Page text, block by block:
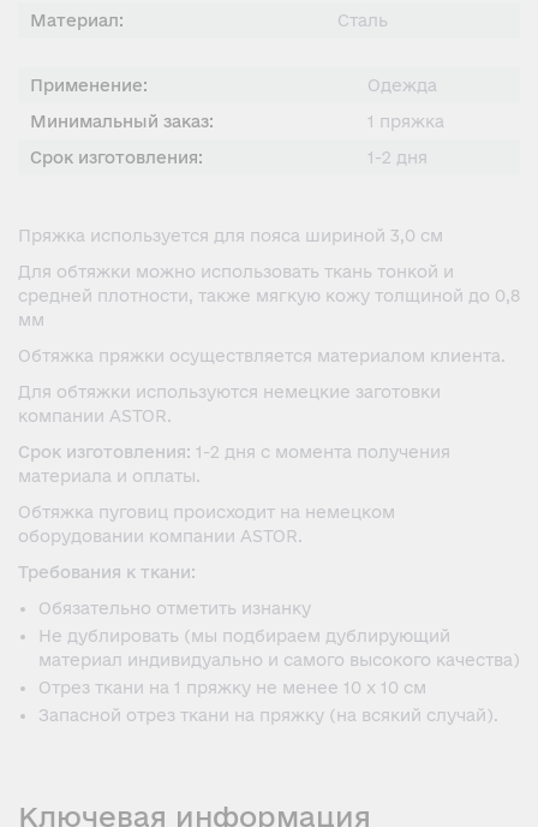
Материал:
Сталь
Применение:
Одежда
Минимальный заказ:
1 пряжка
Срок изготовления:
1-2 дня
Пряжка используется для пояса шириной 3,0 см
Для обтяжки можно использовать ткань тонкой и
средней плотности, также мягкую кожу толщиной до 0,8
мм
Обтяжка пряжки осуществляется материалом клиента.
Для обтяжки используются немецкие заготовки
компании ASTOR.
Срок изготовления: 1-2 дня с момента получения
материала и оплаты.
Обтяжка пуговиц происходит на немецком
оборудовании компании ASTOR.
Требования к ткани:
Обязательно отметить изнанку
Не дублировать (мы подбираем дублирующий
материал индивидуально и самого высокого качества)
Отрез ткани на 1 пряжку не менее 10 х 10 см
Запасной отрез ткани на пряжку (на всякий случай).
Ключевая информация